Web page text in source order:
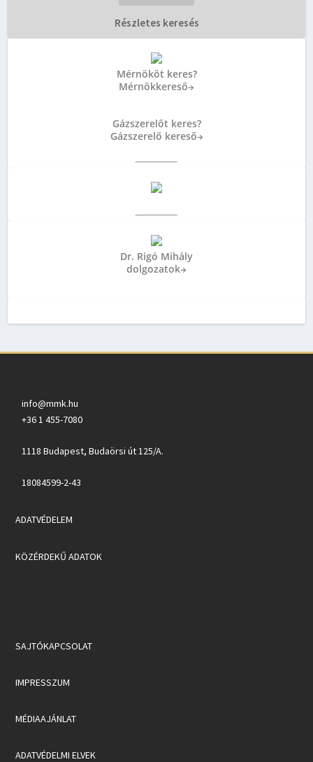
Részletes keresés
Mérnököt keres?
Mérnökkereső→
Gázszerelőt keres?
Gázszerelő kereső→
Dr. Rigó Mihály
dolgozatok→
info@mmk.hu
+36 1 455-7080
1118 Budapest, Budaörsi út 125/A.
18084599-2-43
ADATVÉDELEM
KÖZÉRDEKŰ ADATOK
SAJTÓKAPCSOLAT
IMPRESSZUM
MÉDIAAJÁNLAT
ADATVÉDELMI ELVEK